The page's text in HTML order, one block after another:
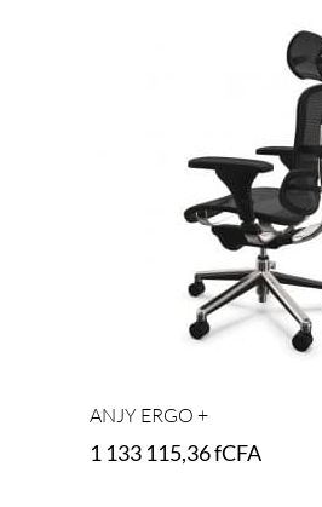
ANJY ERGO +
1 133 115,36fCFA